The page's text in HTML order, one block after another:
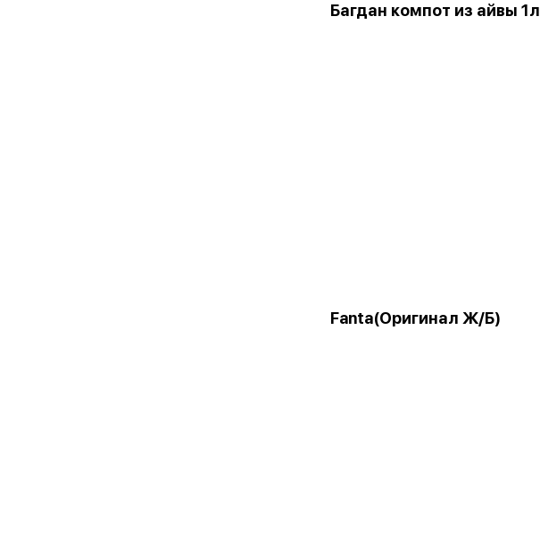
Багдан компот из айвы 1л
Fanta(Оригинал Ж/Б)